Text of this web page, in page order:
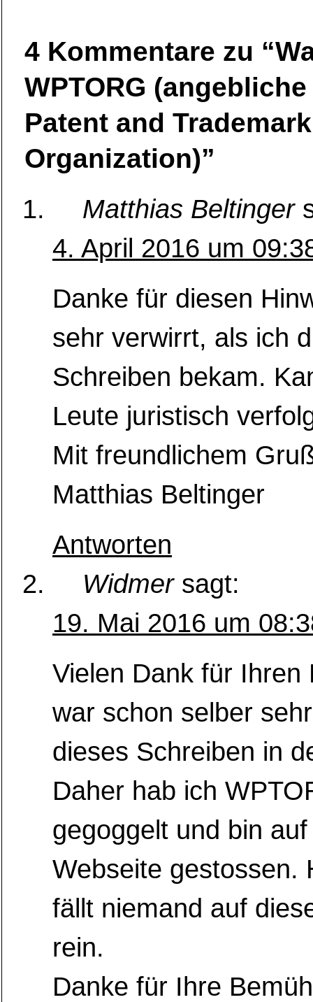
4 Kommentare zu
WPTORG
Patent and Trademark
Organization)”
Matthias Beltinger
4. April 2016 um
Danke für diesen
sehr verwirrt, als ich
Schreiben bekam.
Leute juristisch
Mit freundlichem
Matthias Beltinger
Antworten
Widmer sagt:
19. Mai 2016 um
Vielen Dank für Ihren
war schon selber
dieses Schreiben in
Daher hab ich
gegoggelt und bin
Webseite gestossen.
fällt niemand auf
rein.
Danke für Ihre